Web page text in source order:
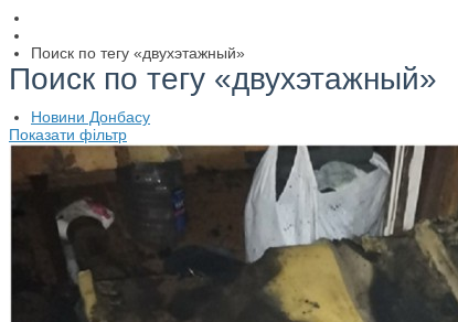
Поиск по тегу «двухэтажный»
Поиск по тегу «двухэтажный»
Новини Донбасу
Показати фільтр